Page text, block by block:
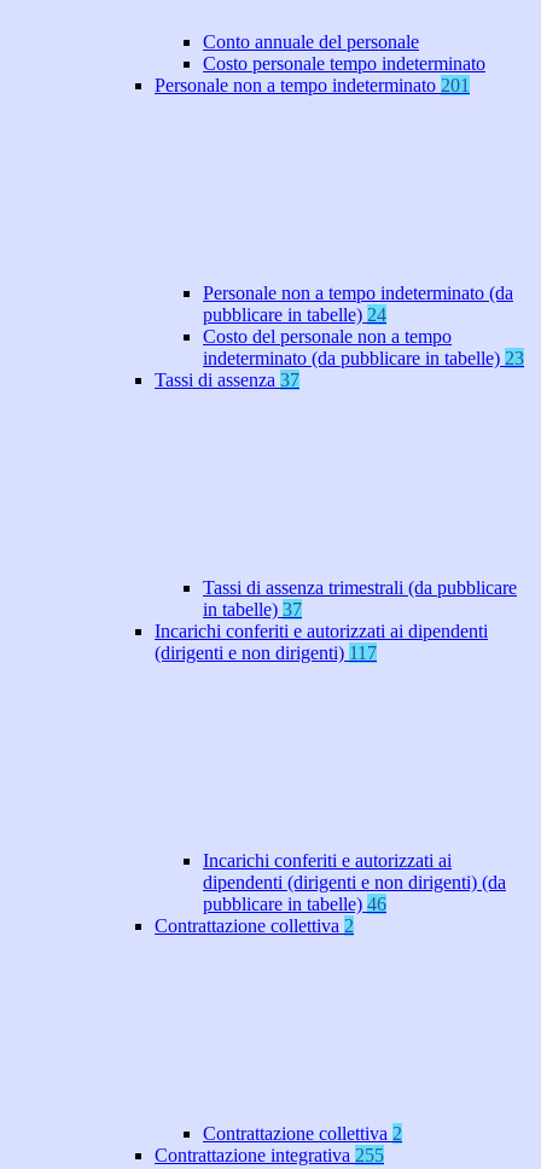
Conto annuale del personale
Costo personale tempo indeterminato
Personale non a tempo indeterminato 201
Personale non a tempo indeterminato (da
pubblicare in tabelle) 24
Costo del personale non a tempo
indeterminato (da pubblicare in tabelle) 23
Tassi di assenza 37
Tassi di assenza trimestrali (da pubblicare
in tabelle) 37
Incarichi conferiti e autorizzati ai dipendenti
(dirigenti e non dirigenti) 117
Incarichi conferiti e autorizzati ai
dipendenti (dirigenti e non dirigenti) (da
pubblicare in tabelle) 46
Contrattazione collettiva 2
Contrattazione collettiva 2
Contrattazione integrativa 255